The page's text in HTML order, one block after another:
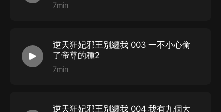
洋少FM 飾 雲雪薇&玉蝶等
三秦狼叔 飾 公孫海&龍君浩等
悅聽飾 週夫人&軒轅祁母親等
7min
逆天狂妃邪王别纏我 003 一不小心偷
了帝尊的種2
7min
逆天狂妃邪王别纏我 004 我有九個大